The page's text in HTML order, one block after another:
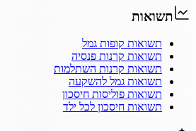
תשואות
תשואות קופות גמל
תשואות קרנות פנסיה
תשואות קרנות השתלמות
תשואות גמל להשקעה
תשואות פוליסות חיסכון
תשואות חיסכון לכל ילד